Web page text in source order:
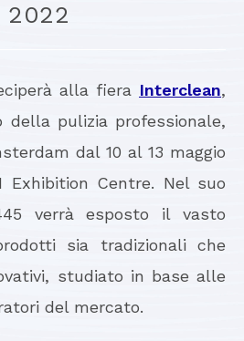
2022
alla fiera Interclean,
della pulizia professionale,
dal 10 al 13 maggio
Exhibition Centre. Nel suo
verrà esposto il vasto
sia tradizionali che
studiato in base alle
del mercato.